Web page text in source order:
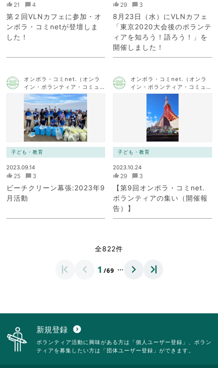
21 4
第２回VLNカフェに参加・オ
ンボラ・コミnetが登壇しま
した！
29 3
8月23日（水）にVLNカフェ
「東京2020大会後のボランテ
ィアを知ろう！語ろう！」を
開催しました！
オンボラ・コミnet.（オンラ
イン・ボランティア・コミュ
ニケーション・ネットワー
ク）
子ども・教育
2023.09.14
25 3
ビーチクリーン幕張:2023年9
月活動
オンボラ・コミnet.（オンラ
イン・ボランティア・コミュ
ニケーション・ネットワー
子ども・教育
2023.10.24
29 3
【第9回オンボラ・コミnet.
ボランティアの集い（開催報
告）】
全822件
1 /69 …
新規登録 expand_circle_down
ボランティア活動に興味がある方は「個人ユーザー登録」、ボラン
ティアを募集したい方は「団体ユーザー登録」ができます。